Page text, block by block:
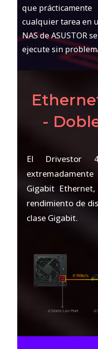
que prácticamente
cualquier tarea en
NAS de ASUSTOR se
ejecute sin
-
El
Gigabit
rendimiento de
clase Gigabit.